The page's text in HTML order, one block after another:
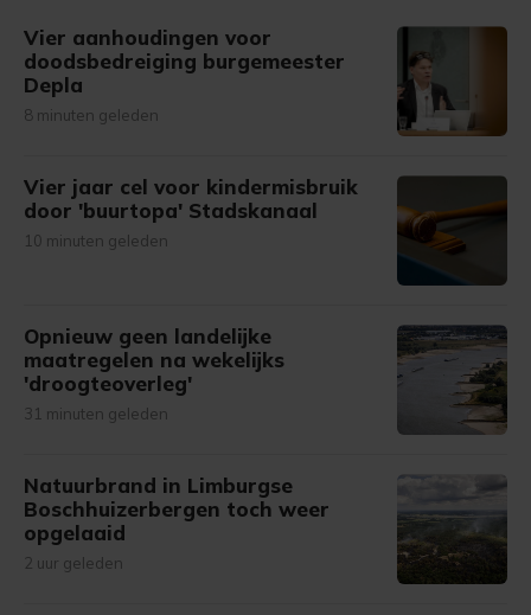
Vier aanhoudingen voor
doodsbedreiging burgemeester
Depla
8 minuten geleden
Vier jaar cel voor kindermisbruik
door 'buurtopa' Stadskanaal
10 minuten geleden
Opnieuw geen landelijke
maatregelen na wekelijks
'droogteoverleg'
31 minuten geleden
Natuurbrand in Limburgse
Boschhuizerbergen toch weer
opgelaaid
2 uur geleden